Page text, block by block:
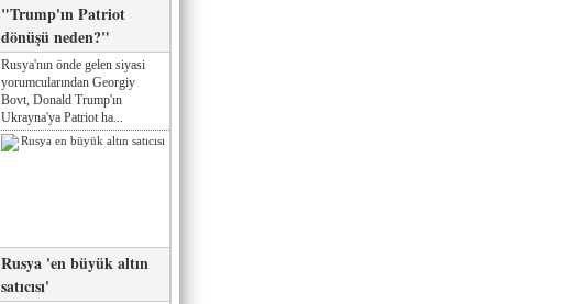
"Trump'ın Patriot
dönüşü neden?"
Rusya'nın önde gelen siyasi
yorumcularından Georgiy
Bovt, Donald Trump'ın
Ukrayna'ya Patriot ha...
Rusya 'en büyük altın
satıcısı'